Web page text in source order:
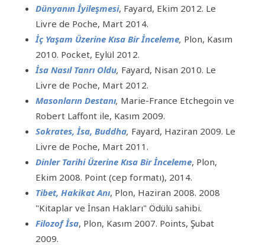
Dünyanın İyileşmesi, Fayard, Ekim 2012. Le
Livre de Poche, Mart 2014.
İç Yaşam Üzerine Kısa Bir İnceleme, Plon, Kasım
2010. Pocket, Eylül 2012.
İsa Nasıl Tanrı Oldu, Fayard, Nisan 2010. Le
Livre de Poche, Mart 2012.
Masonların Destanı, Marie-France Etchegoin ve
Robert Laffont ile, Kasım 2009.
Sokrates, İsa, Buddha, Fayard, Haziran 2009. Le
Livre de Poche, Mart 2011.
Dinler Tarihi Üzerine Kısa Bir İnceleme, Plon,
Ekim 2008. Point (cep formatı), 2014.
Tibet, Hakikat Anı, Plon, Haziran 2008. 2008
"Kitaplar ve İnsan Hakları" Ödülü sahibi.
Filozof İsa, Plon, Kasım 2007. Points, Şubat
2009.